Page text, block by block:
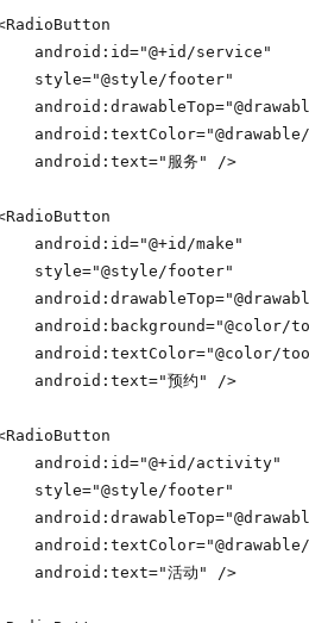
RadioButton
: id="@+id /service"
="@style/footer"
: drawableTop=
: textColor="@drawable/
: text="服务" />
RadioButton
: id="@+id /make"
="@style/footer"
: drawableTop=
: background="@color/
: textColor="@color/
: text="预约" />
RadioButton
: id="@+id /activity"
="@style/footer"
: drawableTop=
: textColor="@drawable/
: text="活动" />